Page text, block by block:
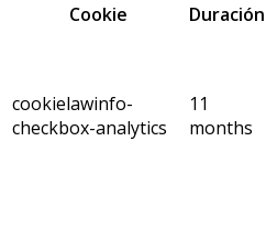
Cookie
Duración
cookielawinfo-
checkbox-analytics
11
months